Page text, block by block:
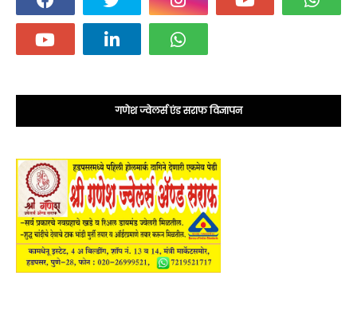
गणेश ज्वेलर्स एंड सराफ विज्ञापन